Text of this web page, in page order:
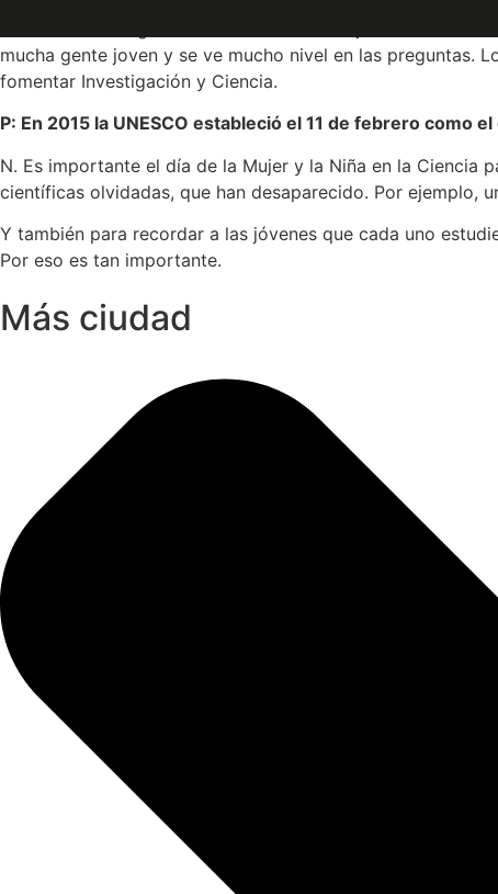
mucha gente joven y se ve mucho nivel en las preguntas.
fomentar Investigación y Ciencia.
P: En 2015 la UNESCO estableció el 11 de febrero como
N. Es importante el día de la Mujer y la Niña en la Ciencia
científicas olvidadas, que han desaparecido. Por ejemplo,
Y también para recordar a las jóvenes que cada uno
Por eso es tan importante.
Más ciudad